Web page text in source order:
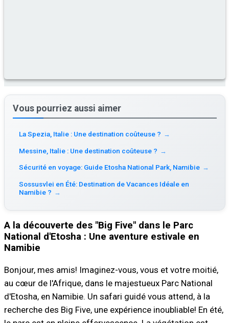
Vous pourriez aussi aimer
La Spezia, Italie : Une destination coûteuse ? →
Messine, Italie : Une destination coûteuse ? →
Sécurité en voyage: Guide Etosha National Park, Namibie →
Sossusvlei en Été: Destination de Vacances Idéale en
Namibie ? →
A la découverte des "Big Five" dans le Parc
National d'Etosha : Une aventure estivale en
Namibie
Bonjour, mes amis! Imaginez-vous, vous et votre moitié,
au cœur de l'Afrique, dans le majestueux Parc National
d'Etosha, en Namibie. Un safari guidé vous attend, à la
recherche des Big Five, une expérience inoubliable! En été,